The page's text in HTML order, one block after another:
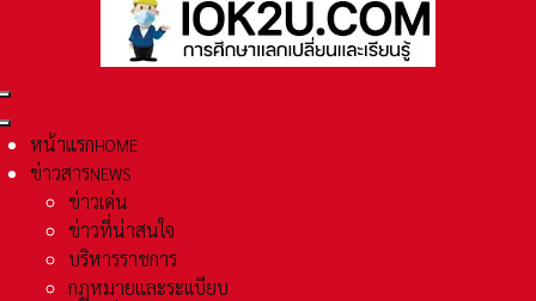
หน้าแรกHOME
ข่าวสารNEWS
ข่าวเด่น
ข่าวที่น่าสนใจ
บริหารราชการ
กฏหมายและระเเบียบ